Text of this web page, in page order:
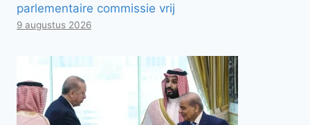
parlementaire commissie vrij
9 augustus 2026